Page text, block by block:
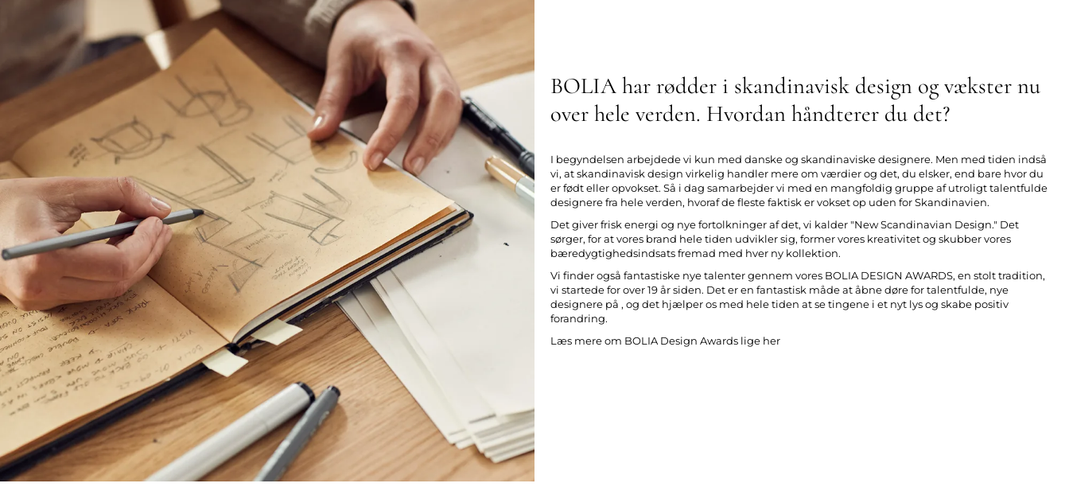
BOLIA har rødder i skandinavisk design og vækster nu
over hele verden. Hvordan håndterer du det?
I begyndelsen arbejdede vi kun med danske og skandinaviske designere. Men med tiden indså
vi, at skandinavisk design virkelig handler mere om værdier og det, du elsker, end bare hvor du
er født eller opvokset. Så i dag samarbejder vi med en mangfoldig gruppe af utroligt talentfulde
designere fra hele verden, hvoraf de fleste faktisk er vokset op uden for Skandinavien.
Det giver frisk energi og nye fortolkninger af det, vi kalder "New Scandinavian Design." Det
sørger, for at vores brand hele tiden udvikler sig, former vores kreativitet og skubber vores
bæredygtighedsindsats fremad med hver ny kollektion.
Vi finder også fantastiske nye talenter gennem vores BOLIA DESIGN AWARDS, en stolt tradition,
vi startede for over 19 år siden. Det er en fantastisk måde at åbne døre for talentfulde, nye
designere på , og det hjælper os med hele tiden at se tingene i et nyt lys og skabe positiv
forandring.
Læs mere om BOLIA Design Awards lige her